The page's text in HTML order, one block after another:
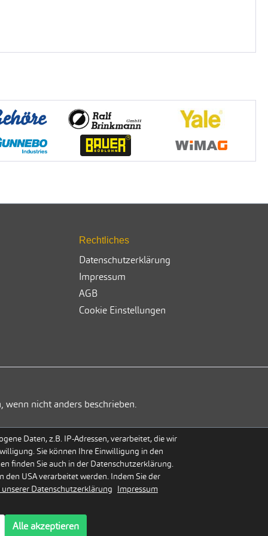
Rechtliches
Datenschutzerklärung
Impressum
AGB
Cookie Einstellungen
wenn nicht anders beschrieben.
Daten, z.B. IP-Adressen, verarbeitet, die wir
Sie können Ihre Einwilligung in den
finden Sie auch in der Datenschutzerklärung.
den USA verarbeitet werden. Indem Sie der
unserer Datenschutzerklärung Impressum
Alle akzeptieren